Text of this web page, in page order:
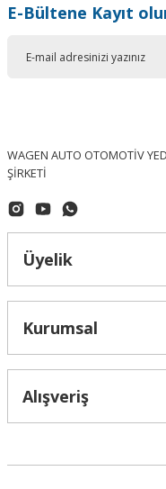
E-Bültene Kayıt
WAGEN AUTO OTOMOTİV
ŞİRKETİ
Üyelik
Kurumsal
Alışveriş